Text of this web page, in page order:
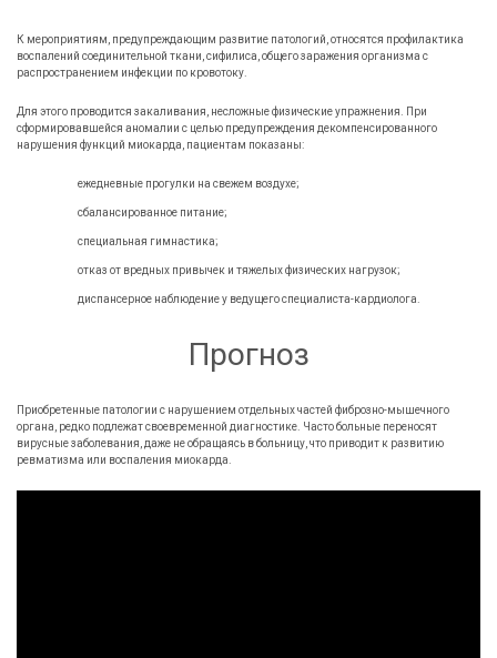
К мероприятиям, предупреждающим развитие патологий, относятся профилактика
воспалений соединительной ткани, сифилиса, общего заражения организма с
распространением инфекции по кровотоку.
Для этого проводится закаливания, несложные физические упражнения. При
сформировавшейся аномалии с целью предупреждения декомпенсированного
нарушения функций миокарда, пациентам показаны:
ежедневные прогулки на свежем воздухе;
сбалансированное питание;
специальная гимнастика;
отказ от вредных привычек и тяжелых физических нагрузок;
диспансерное наблюдение у ведущего специалиста-кардиолога.
Прогноз
Приобретенные патологии с нарушением отдельных частей фиброзно-мышечного
органа, редко подлежат своевременной диагностике. Часто больные переносят
вирусные заболевания, даже не обращаясь в больницу, что приводит к развитию
ревматизма или воспаления миокарда.